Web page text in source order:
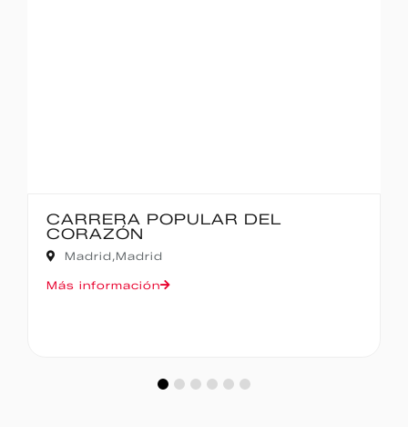
CARRERA POPULAR DEL
CORAZÓN
Madrid,Madrid
Más información